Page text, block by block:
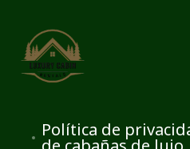
Política de